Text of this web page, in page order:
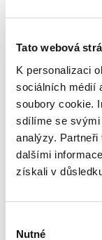
Tato webová
K personalizaci
sociálních médií
soubory cookie.
sdílíme se svými
analýzy. Partneři
dalšími
získali v
souhlasu
Nutné
Toto školení je
bran výrobce
představit
koncepty, které
Školení
během kterých si
systému v
Cena školení:
Obsah školení: